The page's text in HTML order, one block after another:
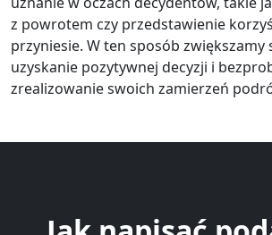
z powrotem czy przedstawienie
przyniesie. W ten sposób zwiększamy
uzyskanie pozytywnej decyzji i
zrealizowanie swoich zamierzeń